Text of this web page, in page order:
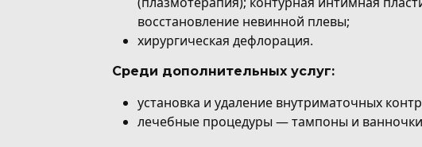
восстановление невинной плевы;
хирургическая дефлорация.
Среди дополнительных услуг:
установка и удаление внутриматочных
лечебные процедуры — тампоны и